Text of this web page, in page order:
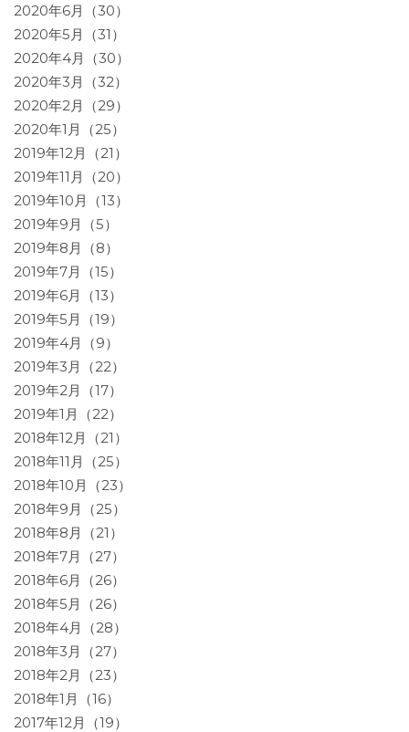
2020年6月（30）
2020年5月（31）
2020年4月（30）
2020年3月（32）
2020年2月（29）
2020年1月（25）
2019年12月（21）
2019年11月（20）
2019年10月（13）
2019年9月（5）
2019年8月（8）
2019年7月（15）
2019年6月（13）
2019年5月（19）
2019年4月（9）
2019年3月（22）
2019年2月（17）
2019年1月（22）
2018年12月（21）
2018年11月（25）
2018年10月（23）
2018年9月（25）
2018年8月（21）
2018年7月（27）
2018年6月（26）
2018年5月（26）
2018年4月（28）
2018年3月（27）
2018年2月（23）
2018年1月（16）
2017年12月（19）